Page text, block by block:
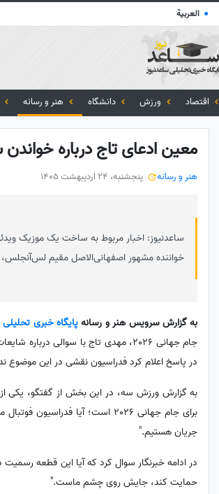
● العربية
اقتصاد ورزش دانشگاه هنر و رسانه
معین ادعای تاج درباره
هنر و رسانه پنجشنبه، 24 اردیبهشت 1405
ساعدنیوز: اخبار مربوط به ساخت یک موزیک
خواننده مشهور اصفهانی‌الاصل مقیم
به گزارش سرویس هنر و رسانهپایگاه خبری
جام جهانی 2026، مهدی تاج با
در پاسخ اعلام کرد فدراسیون نقشی در این موضوع
به گزارش ورزش سه، در این بخش از گفتگو، یکی
برای جام جهانی 2026 است؛ آیا
جریان هستیم."
در ادامه خبرنگار سوال کرد که آیا این قطعه
حمایت کند، جایش روی چشم ماست."